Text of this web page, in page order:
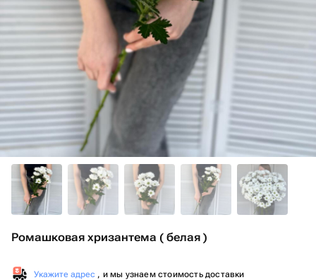
Ромашковая хризантема ( белая )
Укажите адрес , и мы узнаем стоимость доставки